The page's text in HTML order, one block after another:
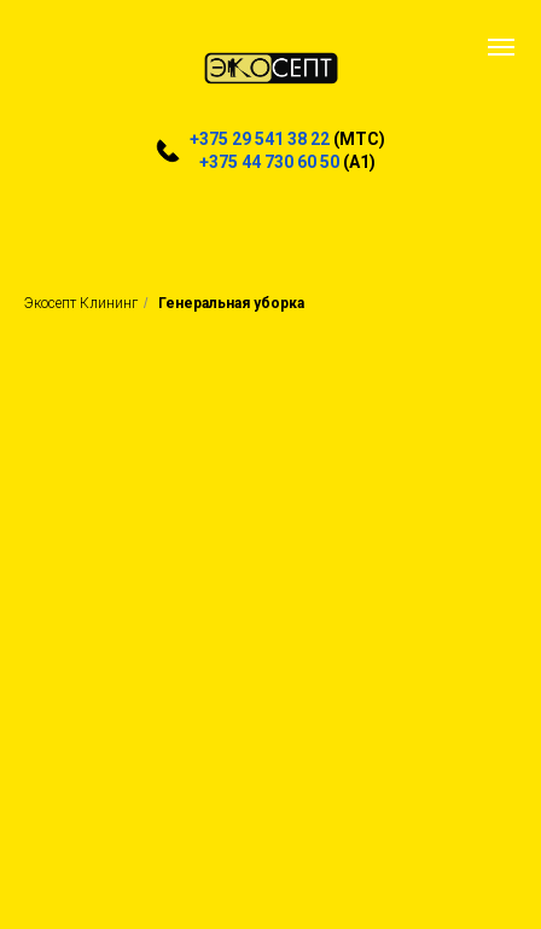
+375 29 541 38 22 (MTC)
+375 44 730 60 50 (A1)
Экосепт Клининг / Генеральная уборка